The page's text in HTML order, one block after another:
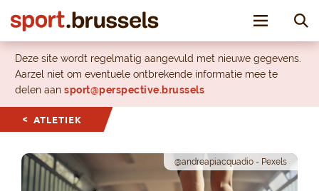
Toggle
Deze site wordt regelmatig aangevuld met nieuwe gegevens.
Aarzel niet om eventuele ontbrekende informatie mee te
delen aan sport@perspective.brussels
ATLETIEK
@andreapiacquadio - Pexels